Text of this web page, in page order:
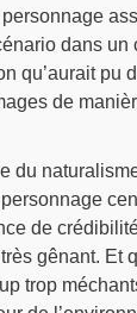
dans
qu’aurait pu
de
du
de
gênant. Et
trop